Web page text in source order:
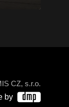
CZ, s.r.o.
by